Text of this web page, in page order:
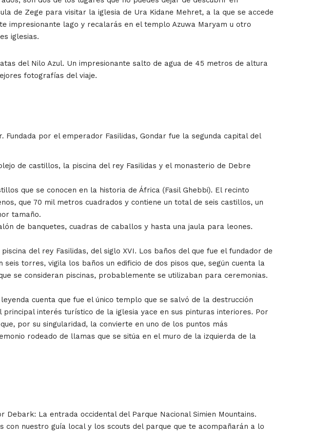
de Zege para visitar la iglesia de Ura Kidane Mehret, a la que se accede
impresionante lago y recalarás en el templo Azuwa Maryam u otro
iglesias.
del Nilo Azul. Un impresionante salto de agua de 45 metros de altura
fotografías del viaje.
por el emperador Fasilidas, Gondar fue la segunda capital del
de castillos, la piscina del rey Fasilidas y el monasterio de Debre
que se conocen en la historia de África (Fasil Ghebbi). El recinto
que 70 mil metros cuadrados y contiene un total de seis castillos, un
tamaño.
de banquetes, cuadras de caballos y hasta una jaula para leones.
del rey Fasilidas, del siglo XVI. Los baños del que fue el fundador de
torres, vigila los baños un edificio de dos pisos que, según cuenta la
se consideran piscinas, probablemente se utilizaban para ceremonias.
cuenta que fue el único templo que se salvó de la destrucción
principal interés turístico de la iglesia yace en sus pinturas interiores. Por
por su singularidad, la convierte en uno de los puntos más
rodeado de llamas que se sitúa en el muro de la izquierda de la
La entrada occidental del Parque Nacional Simien Mountains.
nuestro guía local y los scouts del parque que te acompañarán a lo